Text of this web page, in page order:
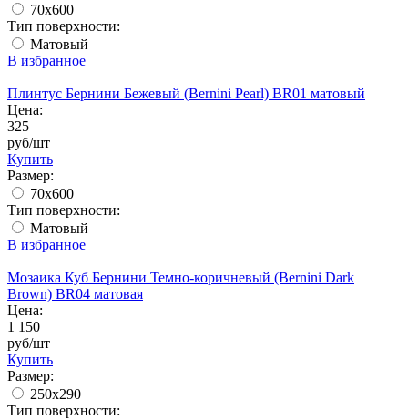
70x600
Тип поверхности:
Матовый
В избранное
Плинтус Бернини Бежевый (Bernini Pearl) BR01 матовый
Цена:
325
руб/шт
Купить
Размер:
70x600
Тип поверхности:
Матовый
В избранное
Мозаика Куб Бернини Темно-коричневый (Bernini Dark
Brown) BR04 матовая
Цена:
1 150
руб/шт
Купить
Размер:
250x290
Тип поверхности: